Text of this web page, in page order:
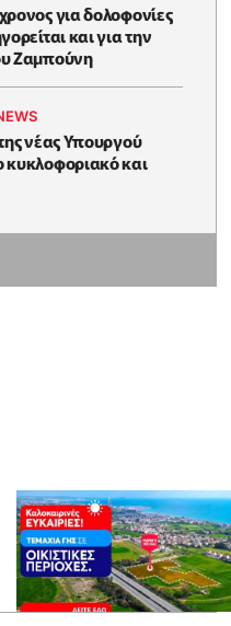
για δολοφονίες
και για την
Ζαμπούνη
νέας Υπουργού
και